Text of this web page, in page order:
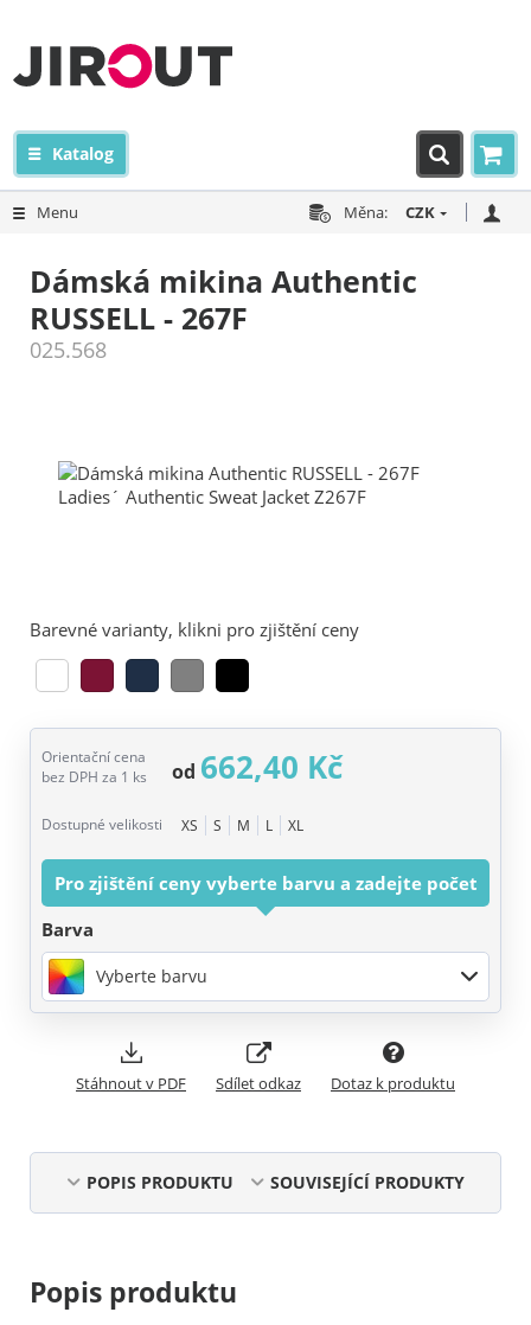
Katalog
Menu Měna: CZK
Dámská mikina Authentic
RUSSELL - 267F
025.568
Barevné varianty, klikni pro zjištění ceny
Orientační cena
bez DPH za 1 ks
od 662,40 Kč
Dostupné velikosti XS S M L XL
Pro zjištění ceny vyberte barvu a zadejte počet
Barva
Vyberte barvu
Stáhnout v PDF Sdílet odkaz Dotaz k produktu
POPIS PRODUKTU SOUVISEJÍCÍ PRODUKTY
Popis produktu